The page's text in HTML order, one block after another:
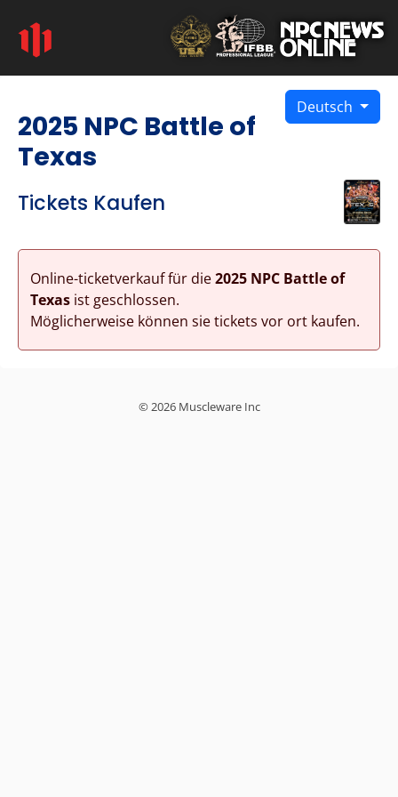
Deutsch
2025 NPC Battle of
Texas
Tickets Kaufen
Online-ticketverkauf für die2025 NPC Battle of
Texasist geschlossen.
Möglicherweise können sie tickets vor ort kaufen.
© 2026 Muscleware Inc